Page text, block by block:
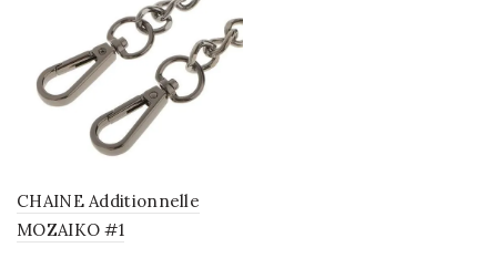
CHAINE Additionnelle
MOZAIKO #1